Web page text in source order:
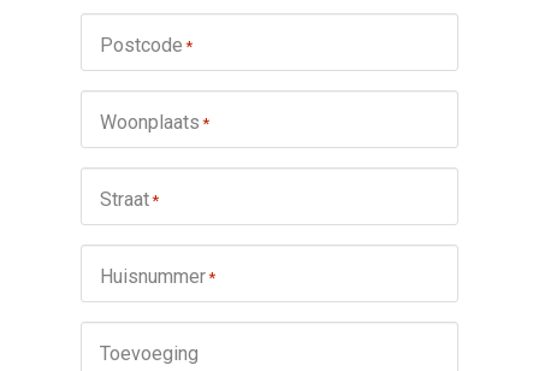
Postcode *
Woonplaats *
Straat*
Huisnummer*
Toevoeging